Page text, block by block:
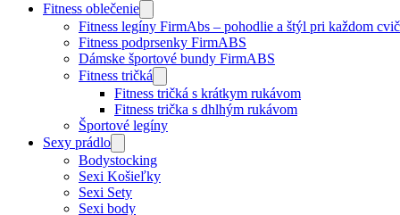
Fitness oblečenie
Fitness legíny FirmAbs – pohodlie a štýl pri každom
Fitness podprsenky FirmABS
Dámske športové bundy FirmABS
Fitness tričká
Fitness tričká s krátkym rukávom
Fitness trička s dhlhým rukávom
Športové legíny
Sexy prádlo
Bodystocking
Sexi Košieľky
Sexi Sety
Sexi body